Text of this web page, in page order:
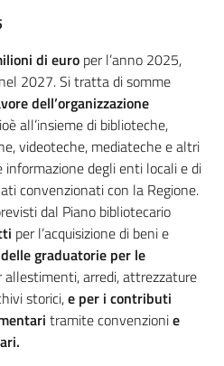
di euro per l’anno 2025,
nel 2027. Si tratta di somme
dell’organizzazione
all’insieme di biblioteche,
videoteche, mediateche e altri
degli enti locali e di
convenzionati con la Regione.
dal Piano bibliotecario
per l’acquisizione di beni e
graduatorie per le
allestimenti, arredi, attrezzature
storici,e per i contributi
tramite convenzionie